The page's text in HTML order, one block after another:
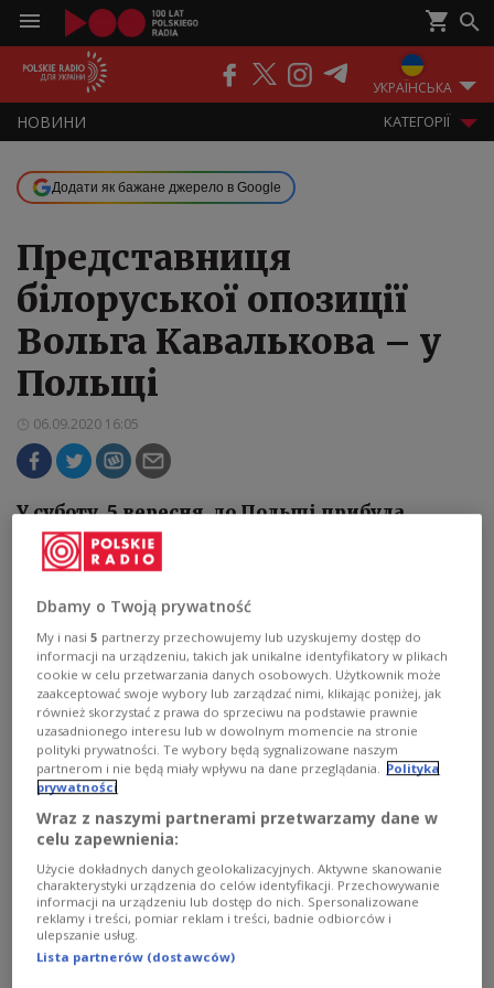
УКРАЇНСЬКА
НOВИНИ KАТЕГОРІЇ
ПОДКАСТИ ЕФІР
Додати як бажане джерело в Google
Представниця
білоруської опозиції
Вольга Кавалькова – у
Польщі
06.09.2020 16:05
У суботу, 5 вересня, до Польщі прибула
представниця президії опозиційної
Координаційної ради Вольга Кавалькова
Голова Канцелярії прем’єр-міністра Польщі Міхал Дворчик і
представниця президії опозиційної білоруської Координаційної
Dbamy o Twoją prywatność
My i nasi5 partnerzy przechowujemy lub uzyskujemy dostęp do
informacji na urządzeniu, takich jak unikalne identyfikatory w plikach
cookie w celu przetwarzania danych osobowych. Użytkownik może
zaakceptować swoje wybory lub zarządzać nimi, klikając poniżej, jak
również skorzystać z prawa do sprzeciwu na podstawie prawnie
uzasadnionego interesu lub w dowolnym momencie na stronie
polityki prywatności. Te wybory będą sygnalizowane naszym
partnerom i nie będą miały wpływu na dane przeglądania. Polityka
prywatności
Wraz z naszymi partnerami przetwarzamy dane w
celu zapewnienia:
Użycie dokładnych danych geolokalizacyjnych. Aktywne skanowanie
charakterystyki urządzenia do celów identyfikacji. Przechowywanie
informacji na urządzeniu lub dostęp do nich. Spersonalizowane
reklamy i treści, pomiar reklam i treści, badnie odbiorców i
ulepszanie usług.
Lista partnerów (dostawców)